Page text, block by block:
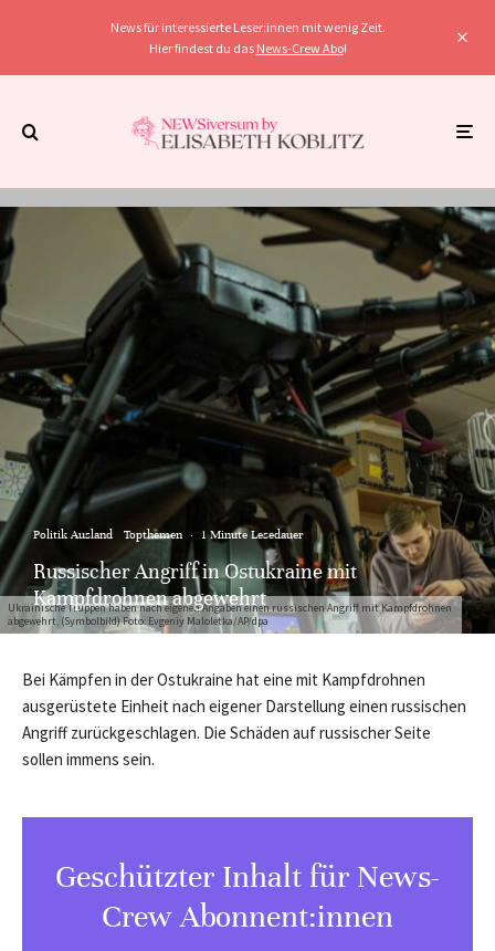
News für interessierte Leser:innen mit wenig Zeit.
Hier findest du das News-Crew Abo!
Ukrainische Truppen haben nach eigenen Angaben einen russischen Angriff mit Kampfdrohnen
abgewehrt. (Symbolbild) Foto: Evgeniy Maloletka/AP/dpa
Politik Ausland Topthemen · 1 Minute Lesedauer
Russischer Angriff in Ostukraine mit
Kampfdrohnen abgewehrt
Bei Kämpfen in der Ostukraine hat eine mit Kampfdrohnen
ausgerüstete Einheit nach eigener Darstellung einen russischen
Angriff zurückgeschlagen. Die Schäden auf russischer Seite
sollen immens sein.
Geschützter Inhalt für News-
Crew Abonnent:innen